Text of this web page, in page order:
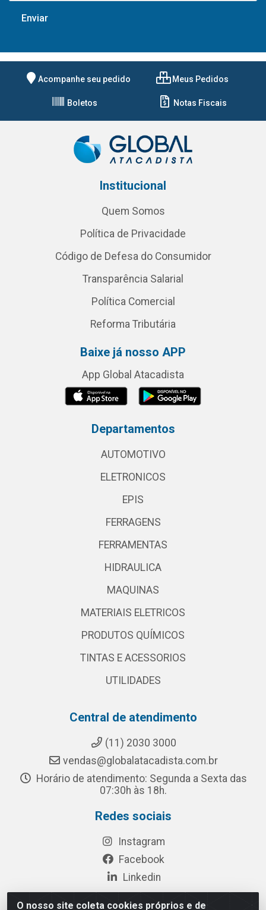
O nosso site coleta cookies próprios e de
Acompanhe seu pedido Meus Pedidos
Boletos Notas Fiscais
Institucional
Quem Somos
Política de Privacidade
Código de Defesa do Consumidor
Transparência Salarial
Política Comercial
Reforma Tributária
Baixe já nosso APP
App Global Atacadista
Departamentos
AUTOMOTIVO
ELETRONICOS
EPIS
FERRAGENS
FERRAMENTAS
HIDRAULICA
MAQUINAS
MATERIAIS ELETRICOS
PRODUTOS QUÍMICOS
TINTAS E ACESSORIOS
UTILIDADES
Central de atendimento
(11) 2030 3000
vendas@globalatacadista.com.br
Horário de atendimento: Segunda a Sexta das
07:30h às 18h.
Redes sociais
Instagram
Facebook
Linkedin